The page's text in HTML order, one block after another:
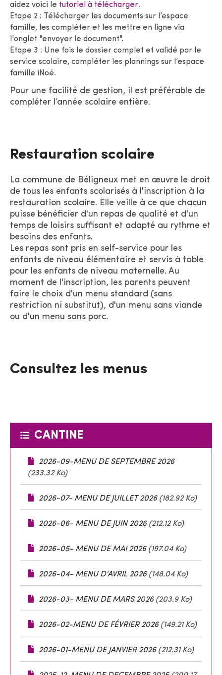
aidez voici le tutoriel à télécharger.
Etape 2 : Télécharger les documents sur l’espace
famille, les compléter et les mettre en ligne via
l'onglet "envoyer le document".
Etape 3 : Une fois le dossier complet et validé par le
service scolaire, compléter les plannings sur l’espace
famille iNoé.
Pour une facilité de gestion, il est préférable de
compléter l’année scolaire entière.
Restauration scolaire
La commune de Béligneux met en œuvre le droit
de tous les enfants scolarisés à l'inscription à la
restauration scolaire. Elle veille à ce que chacun
puisse bénéficier d'un repas de qualité et d'un
temps de loisirs suffisant et adapté au rythme et
besoins des enfants.
Les repas sont pris en self-service pour les
enfants de niveau élémentaire et servis à table
pour les enfants de niveau maternelle. Au
moment de l'inscription, les parents peuvent
faire le choix d'un menu standard (sans
restriction ni substitut), d'un menu sans viande
ou d'un menu sans porc.
Consultez les menus
CANTINE
2026-09-MENU DE SEPTEMBRE 2026
(233.32 Ko)
2026-07- MENU DE JUILLET 2026(182.92 Ko)
2026-06- MENU DE JUIN 2026(212.12 Ko)
2026-05- MENU DE MAI 2026(197.04 Ko)
2026-04- MENU D'AVRIL 2026(148.04 Ko)
2026-03- MENU DE MARS 2026(203.9 Ko)
2026-02-MENU DE FÉVRIER 2026(149.21 Ko)
2026-01-MENU DE JANVIER 2026(212.31 Ko)